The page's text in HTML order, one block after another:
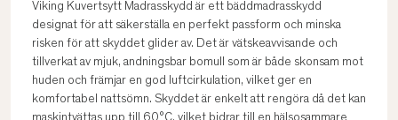
Viking Kuvertsytt Madrasskydd är ett bäddmadrasskydd
designat för att säkerställa en perfekt passform och minska
risken för att skyddet glider av. Det är vätskeavvisande och
tillverkat av mjuk, andningsbar bomull som är både skonsam mot
huden och främjar en god luftcirkulation, vilket ger en
komfortabel nattsömn. Skyddet är enkelt att rengöra då det kan